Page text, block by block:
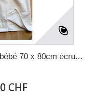
70 x 80cm écru...
CHF